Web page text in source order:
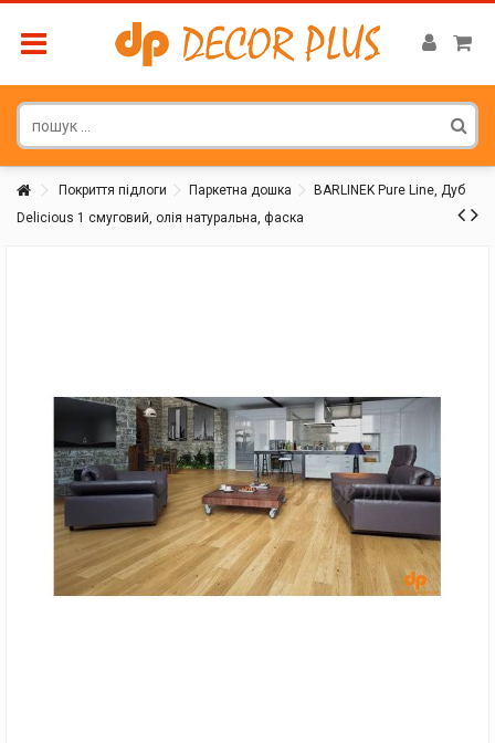
Покриття підлоги Паркетна дошка
BARLINEK Pure Line, Дуб
Delicious 1 смуговий, олія натуральна, фаска